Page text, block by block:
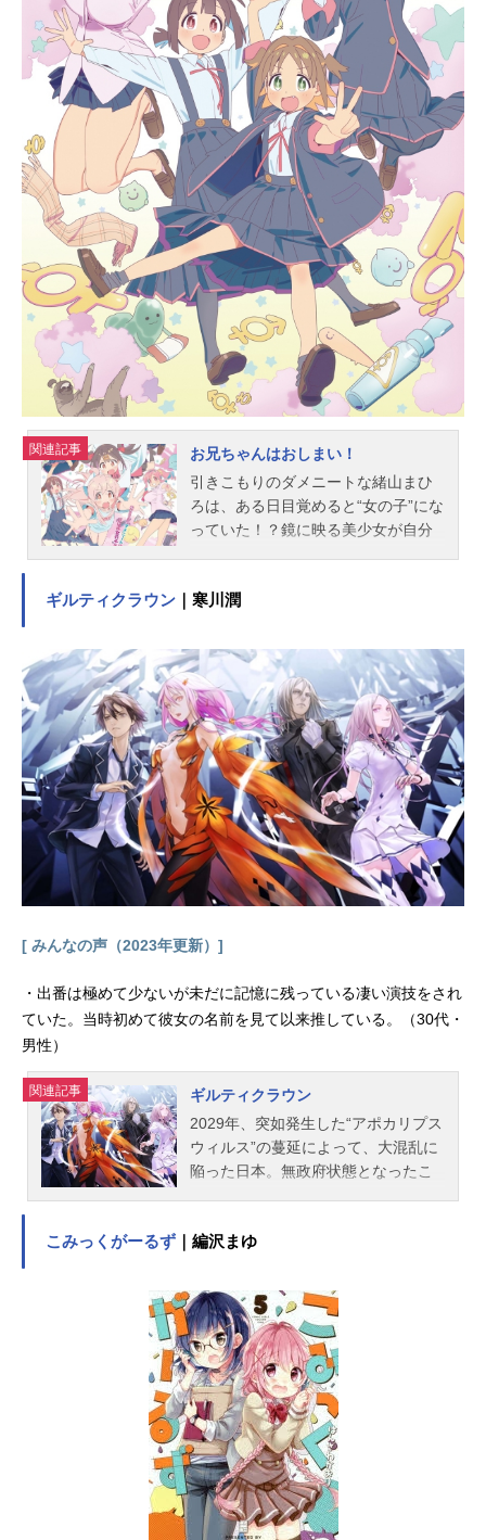
ート！！作品名アイカツスターズ！
放送形態TVアニメシリーズアイカ
ツ！スケジュール2016年4月7日
（木）～2018年3月29日（木）テレ
ビ東京系列にて話数全100話キャスト
虹野ゆめ：富田美憂桜庭ローラ：朝
井彩加七倉小春：山口愛早乙女あ
こ：村上奈津実香澄真昼：宮本侑芽
白銀リリィ：上田麗奈白鳥ひめ：津
田美波如月ツバサ：諸星すみれ二階
堂ゆず：田所あずさ香澄夜空：大橋
彩香結城すばる：八代拓五十嵐望：
上村祐翔香澄朝陽：堀江瞬吉良かな
た：ランズベリー・アーサー諸星ヒ
カル：平川大輔響アンナ：神田朱未
八千草桃子：岡田栄美デーブ佐東：
松本健太美羽玉五郎：興津和幸エル
ザフォ...
関連記事
お兄ちゃんはおしまい！
引きこもりのダメニートな緒山まひ
ろは、ある日目覚めると“女の子”にな
っていた！？鏡に映る美少女が自分
学者である妹・緒山みはりが現れ、
ことが判明する…！もう2年も外に出
ないでいかがわしいゲーム三昧…た
まには働いてもらわなきゃ！みはり
による“女の子になる薬”の経過観察と
して、突如女の子として暮らすこと
になったまひろにとって、トイレや
お風呂、スカートやブラジャーな
ど“女の子の生活”は知らないことばか
り…。さらに、みはりの中学時代の
同級生である穂月かえでやその妹・
もみじ達とも知り合い、まひろの日
常はどんどん賑やかさを増してい
く。苦難の連続に、果たして“元”お兄
ちゃんの運命やいかに…！？作品名
お兄ちゃんはおしまい！放送形態TV
（木）〜2023年3月23日（木）AT-
り：石原夏織穂月かえで：金元寿子
穂月もみじ：津田美波桜花あさひ：
優木かな室崎みよ：日岡なつみスタ
ッフ原作：ねことうふ（月刊ComicR
EX/一迅社刊）監督：藤井慎吾シリー
デ...
ギルティクラウン ｜寒川潤
[ みんなの声（2023年更新）]
・出番は極めて少ないが未だに記憶に残っている凄い演技をされ
ていた。当時初めて彼女の名前を見て以来推している。（30代・
男性）
関連記事
ギルティクラウン
2029年、突如発生した“アポカリプス
ウィルス”の蔓延によって、大混乱に
陥った日本。無政府状態となったこ
置かれることとなる。のちに「ロス
件をきっかけに、日本は独立国家と
しての体を失い、形だけの自治権を
与えられ、人々はかりそめの平和を
享受していた。そして時は流れ、10
年後の2039年。鬱屈した気持ちを抱
えながら、どこか世間に冷めた視線
を送る少年の名は、桜満集。天王洲
第一高校に通う高校2年生の彼は、ク
ラスメイトたちとも一定の距離を保
ち、ただ漫然と、平穏な日々を送っ
ていた。しかし集の平穏な日常はあ
こみっくがーるず ｜編沢まゆ